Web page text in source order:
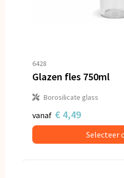
6428
Glazen fles 750ml
Borosilicate glass
vanaf € 4,49
Selecteer